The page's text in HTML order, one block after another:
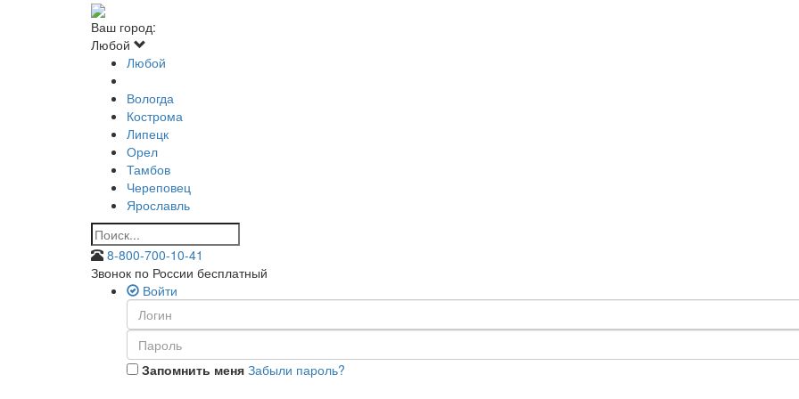
Ваш город:
Любой
Любой
Вологда
Кострома
Липецк
Орел
Тамбов
Череповец
Ярославль
8-800-700-10-41
Звонок по России бесплатный
Войти
Запомнить меня Забыли пароль?